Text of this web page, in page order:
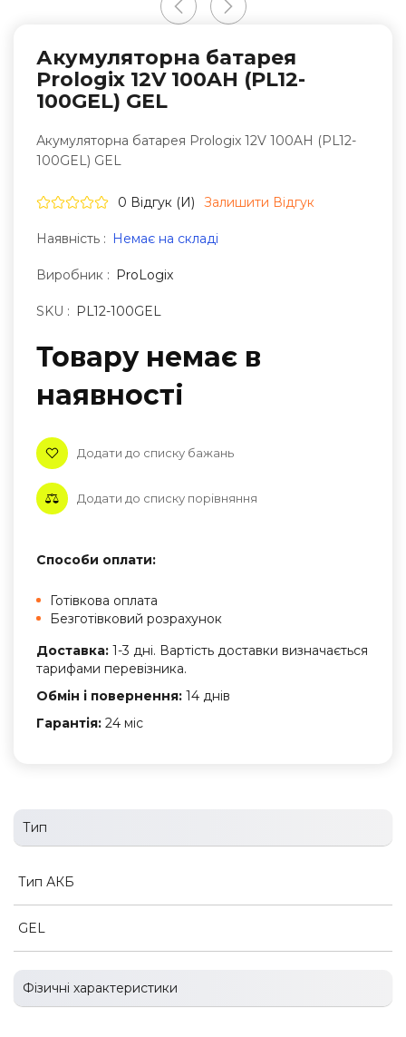
Акумуляторна батарея
Prologix 12V 100AH (PL12-
100GEL) GEL
Акумуляторна батарея Prologix 12V 100AH (PL12-
100GEL) GEL
0 Відгук (и) Залишити Вiдгук
Наявність : Немає на складі
Виробник : ProLogix
SKU : PL12-100GEL
Товару немає в
наявностi
Додати до списку бажань
Додати до списку порівняння
Способи оплати:
Готівкова оплата
Безготівковий розрахунок
Доставка: 1-3 дні. Вартість доставки визначається
тарифами перевізника.
Обмін і повернення: 14 днів
Гарантія: 24 міс
Тип
Тип АКБ
GEL
Фізичні характеристики